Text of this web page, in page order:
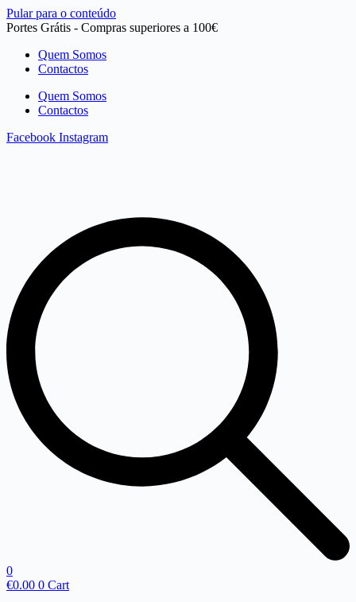
Pular para o conteúdo
Portes Grátis - Compras superiores a 100€
Quem Somos
Contactos
Quem Somos
Contactos
Facebook Instagram
0
€0.00 0 Cart